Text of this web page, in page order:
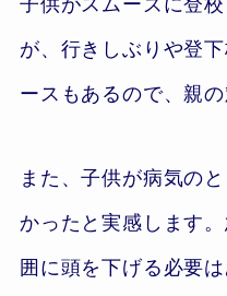
子供がスムーズに登
が、行きしぶりや登
ースもあるので、親
また、子供が病気の
かったと実感します
囲に頭を下げる必要